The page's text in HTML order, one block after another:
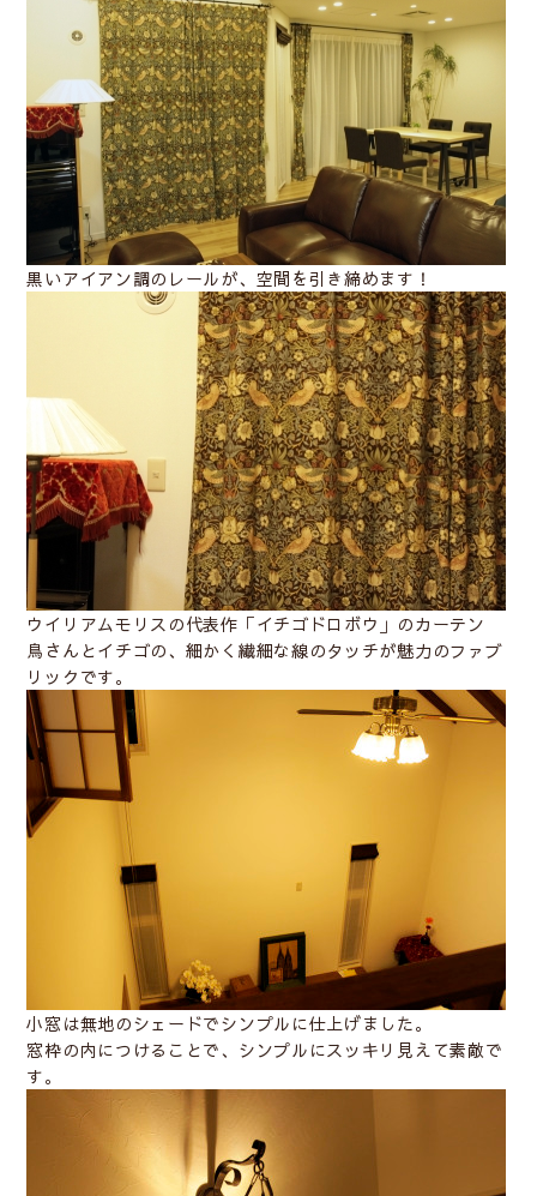
黒いアイアン調のレールが、空間を引き締めます！
ウイリアムモリスの代表作「イチゴドロボウ 」のカーテン
鳥さんとイチゴの、細かく繊細な線のタッチが魅力のファブ
リックです。
小窓は無地のシェードでシンプルに仕上げました。
窓枠の内につけることで、シンプルにスッキリ見えて素敵で
す。